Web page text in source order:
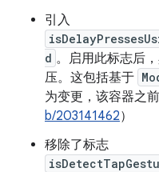
引入
d 。启用此标志后
压。这包括基于
为变更，该容器之
b/203141462）
移除了标志